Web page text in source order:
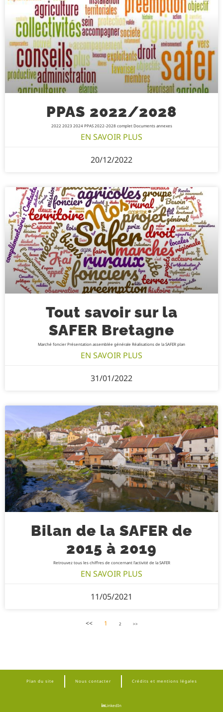
PPAS 2022/2028
2022 2023 2024 PPAS 2022-2028 complet Documents annexes
EN SAVOIR PLUS
20/12/2022
Tout savoir sur la
SAFER Bretagne
Marché foncier Présentation assemblée générale Réalisations de la SAFER plan
EN SAVOIR PLUS
31/01/2022
Bilan de la SAFER de
2015 à 2019
Retrouvez tous les chiffres de concernant l’activité de la SAFER
EN SAVOIR PLUS
11/05/2021
<< 1 2 >>
Plan du site Nous contacter Crédits et mentions légales
LinkedIn